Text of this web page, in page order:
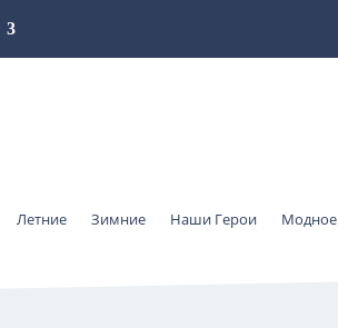
Летние Зимние Наши Герои Модное